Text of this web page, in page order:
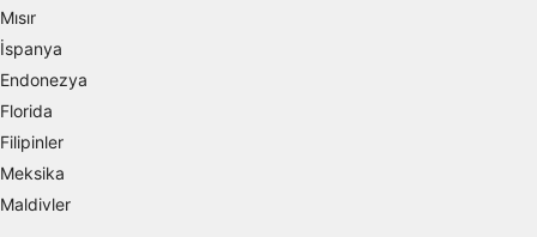
Mısır
İspanya
Endonezya
Florida
Filipinler
Meksika
Maldivler
Kişiselleştirilmiş içerik seçmek için profilleri
kullanmak
Reklam performansını ölçmek
İçerik performansını ölçmek